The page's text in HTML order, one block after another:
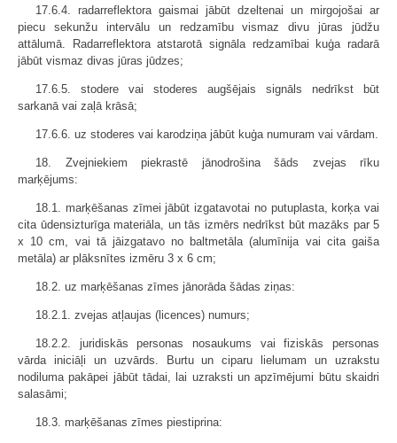
17.6.4. radarreflektora gaismai jābūt dzeltenai un mirgojošai ar
piecu sekunžu intervālu un redzamību vismaz divu jūras jūdžu
attālumā. Radarreflektora atstarotā signāla redzamībai kuģa radarā
jābūt vismaz divas jūras jūdzes;
17.6.5. stodere vai stoderes augšējais signāls nedrīkst būt
sarkanā vai zaļā krāsā;
17.6.6. uz stoderes vai karodziņa jābūt kuģa numuram vai vārdam.
18. Zvejniekiem piekrastē jānodrošina šāds zvejas rīku
marķējums:
18.1. marķēšanas zīmei jābūt izgatavotai no putuplasta, korķa vai
cita ūdensizturīga materiāla, un tās izmērs nedrīkst būt mazāks par 5
x 10 cm, vai tā jāizgatavo no baltmetāla (alumīnija vai cita gaiša
metāla) ar plāksnītes izmēru 3 x 6 cm;
18.2. uz marķēšanas zīmes jānorāda šādas ziņas:
18.2.1. zvejas atļaujas (licences) numurs;
18.2.2. juridiskās personas nosaukums vai fiziskās personas
vārda iniciāļi un uzvārds. Burtu un ciparu lielumam un uzrakstu
nodiluma pakāpei jābūt tādai, lai uzraksti un apzīmējumi būtu skaidri
salasāmi;
18.3. marķēšanas zīmes piestiprina: